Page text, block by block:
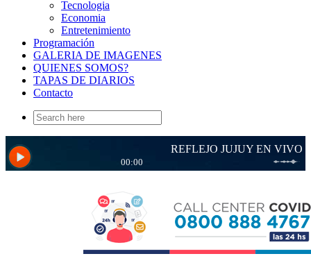
Tecnologia
Economia
Entretenimiento
Programación
GALERIA DE IMAGENES
QUIENES SOMOS?
TAPAS DE DIARIOS
Contacto
Search
for: